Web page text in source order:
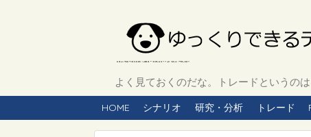
よく見ておくのだな。トレードというの
HOME シナリオ 研究・分析 トレード